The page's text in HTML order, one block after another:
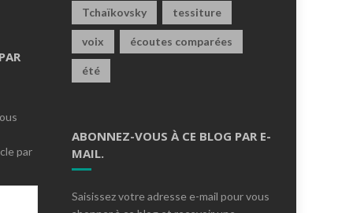
par
Tchaïkovsky tessiture
voix écoutes comparées
été
ABONNEZ-VOUS À CE BLOG PAR E-
MAIL.
Saisissez votre adresse e-mail pour vous